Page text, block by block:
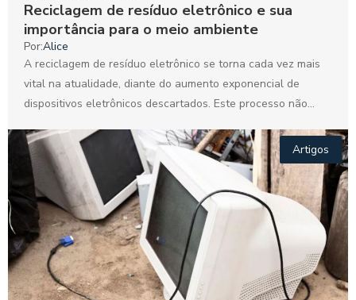
Reciclagem de resíduo eletrônico e sua
importância para o meio ambiente
Por:Alice
A reciclagem de resíduo eletrônico se torna cada vez mais
vital na atualidade, diante do aumento exponencial de
dispositivos eletrônicos descartados. Este processo não
Artigos